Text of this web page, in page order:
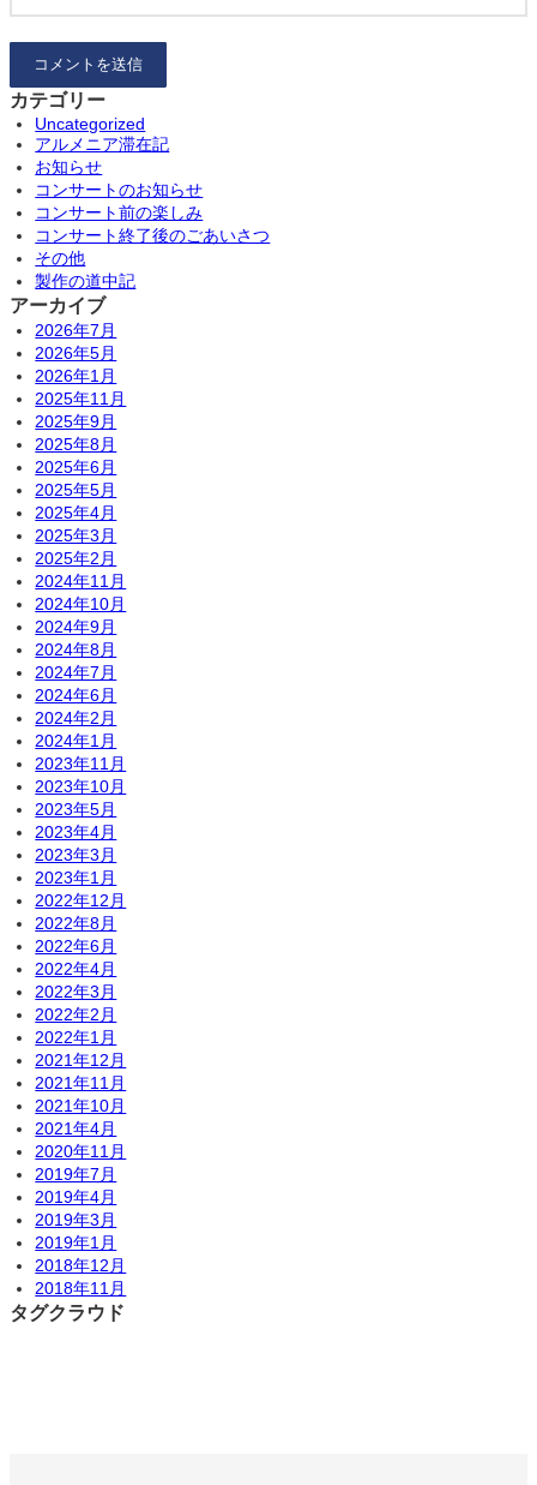
カテゴリー
Uncategorized
アルメニア滞在記
お知らせ
コンサートのお知らせ
コンサート前の楽しみ
コンサート終了後のごあいさつ
その他
製作の道中記
アーカイブ
2026年7月
2026年5月
2026年1月
2025年11月
2025年9月
2025年8月
2025年6月
2025年5月
2025年4月
2025年3月
2025年2月
2024年11月
2024年10月
2024年9月
2024年8月
2024年7月
2024年6月
2024年2月
2024年1月
2023年11月
2023年10月
2023年5月
2023年4月
2023年3月
2023年1月
2022年12月
2022年8月
2022年6月
2022年4月
2022年3月
2022年2月
2022年1月
2021年12月
2021年11月
2021年10月
2021年4月
2020年11月
2019年7月
2019年4月
2019年3月
2019年1月
2018年12月
2018年11月
タグクラウド